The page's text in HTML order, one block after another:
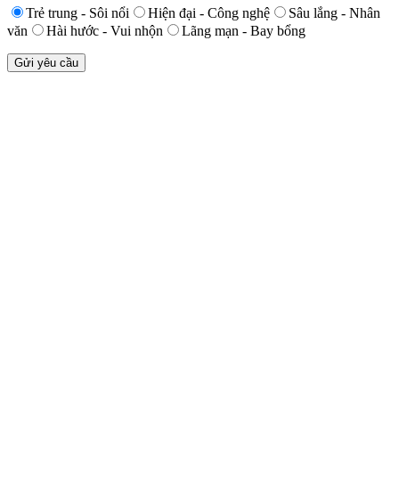
Trẻ trung - Sôi nổi Hiện đại - Công nghệ
Sâu lắng - Nhân
văn
Hài hước - Vui nhộn Lãng mạn - Bay bổng